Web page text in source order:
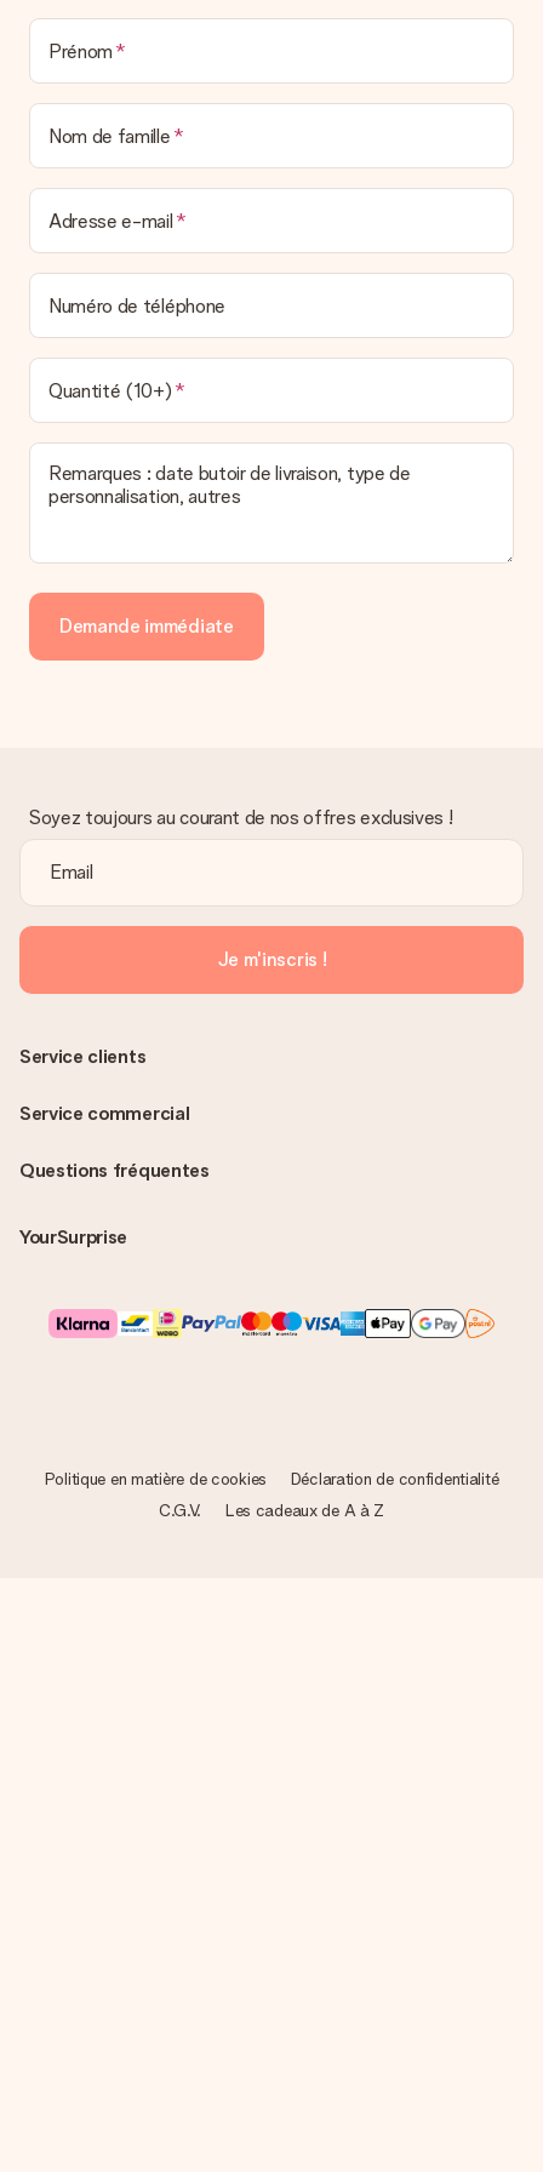
manière votre paquet vous sera livré, merci de bien vouloir
contacter notre service client.
Paiement
Comment puis-je régler ma commande ?
Nous proposons les formes de paiement suivantes : Paypal,
carte bancaire ou par virement bancaire. Comptez un délai de
3 jours supplémentaires pour la livraison de votre cadeau en
cas de paiement par virement bancaire.
Réception du cadeau
Que puis-je faire si le cadeau ne me convient pas tout à
fait ?
Nous déplorons le fait que votre cadeau ne vous plaise pas.
Vous pouvez dans ce cas contacter notre service client qui
vous aidera à trouver une solution satisfaisante.
La facture est-elle envoyée avec le cadeau ?
Nous n’envoyons pas de facture avec le cadeau. Nous vous
l’envoyons par e-mail avec la confirmation de commande. Vous
envoyer directement le cadeau à l’heureux destinataire, pour
un véritable effet surprise !
Prénom
Nom de famille
Adresse e-mail
Numéro de téléphone
Quantité (10+)
Remarques : date butoir de livraison, type de
personnalisation, autres
Demande immédiate
Soyez toujours au courant de nos offres exclusives !
Je m'inscris !
Questions fréquentes
YourSurprise
Service clients
Service commercial
Politique en matière de cookies
Déclaration de confidentialité
C.G.V.
Les cadeaux de A à Z